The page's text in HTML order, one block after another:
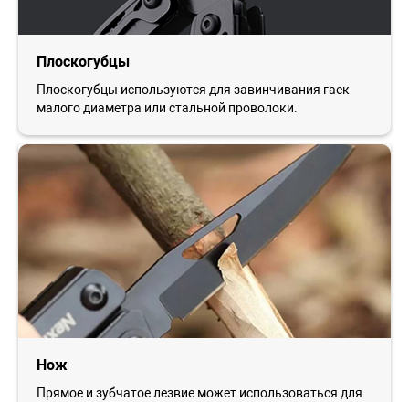
Плоскогубцы
Плоскогубцы используются для завинчивания гаек
малого диаметра или стальной проволоки.
Нож
Прямое и зубчатое лезвие может использоваться для